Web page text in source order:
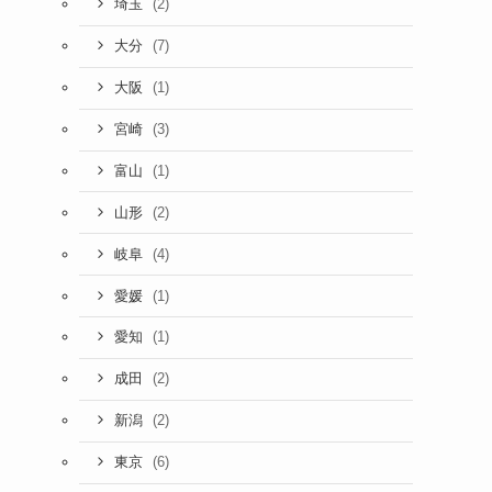
埼玉 (2)
大分 (7)
大阪 (1)
宮崎 (3)
富山 (1)
山形 (2)
岐阜 (4)
愛媛 (1)
愛知 (1)
成田 (2)
新潟 (2)
東京 (6)